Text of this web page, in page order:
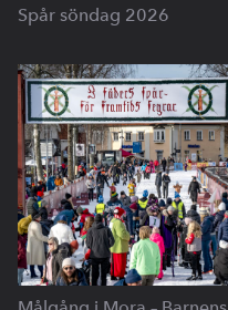
Spår söndag 2026